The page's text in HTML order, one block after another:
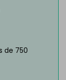
de 750